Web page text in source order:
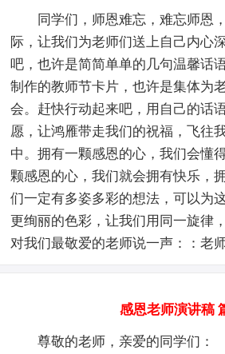
同学们，师恩难忘，难忘师恩
际，让我们为老师们送上自己内心
吧，也许是简简单单的几句温馨话
制作的教师节卡片，也许是集体为
会。赶快行动起来吧，用自己的话
愿，让鸿雁带走我们的祝福，飞往
中。拥有一颗感恩的心，我们会懂
颗感恩的心，我们就会拥有快乐，
们一定有多姿多彩的想法，可以为
更绚丽的色彩，让我们用同一旋律
对我们最敬爱的老师说一声：：老
感恩老师演讲稿
尊敬的老师，亲爱的同学们：